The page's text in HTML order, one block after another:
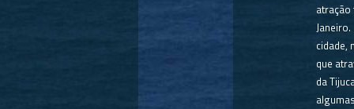
cidade,
que
da